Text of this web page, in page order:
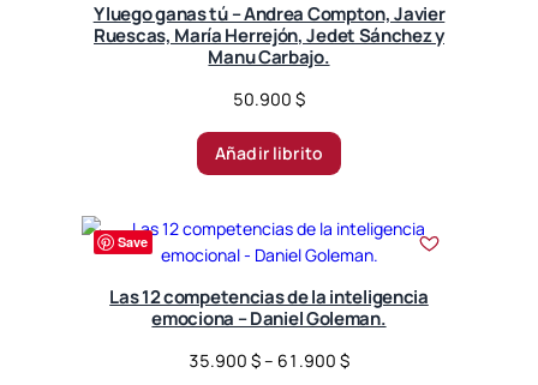
e
d
s
t
Y luego ganas tú – Andrea Compton, Javier
Ruescas, María Herrejón, Jedet Sánchez y
Manu Carbajo.
50.900 $
Añadir librito
Save
Las 12 competencias de la inteligencia
emociona – Daniel Goleman.
35.900 $– 61.900 $P